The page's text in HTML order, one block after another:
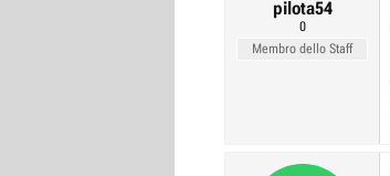
pilota54
0
Membro dello Staff